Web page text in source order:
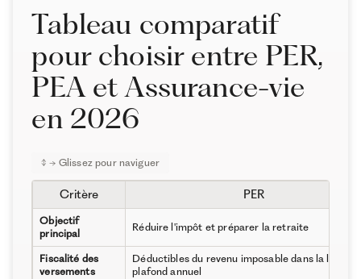
Tableau comparatif
pour choisir entre PER,
PEA et Assurance-vie
en 2026
Critère PER
Objectif
principal
Réduire l'impôt et préparer la retraite
Fiscalité des
versements
Déductibles du revenu imposable dans la limite
plafond annuel